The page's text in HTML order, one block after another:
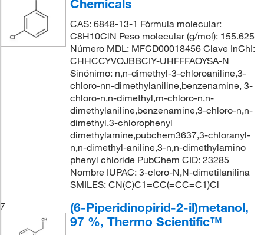
Chemicals
CAS: 6848-13-1 Fórmula molecular:
C8H10ClN Peso molecular (g/mol): 155.625
Número MDL: MFCD00018456 Clave InChI:
CHHCCYVOJBBCIY-UHFFFAOYSA-N
Sinónimo: n,n-dimethyl-3-chloroaniline,3-
chloro-nn-dimethylaniline,benzenamine, 3-
chloro-n,n-dimethyl,m-chloro-n,n-
dimethylaniline,benzenamine,3-chloro-n,n-
dimethyl,3-chlorophenyl
dimethylamine,pubchem3637,3-chloranyl-
n,n-dimethyl-aniline,3-n,n-dimethylamino
phenyl chloride PubChem CID: 23285
Nombre IUPAC: 3-cloro-N,N-dimetilanilina
SMILES: CN(C)C1=CC(=CC=C1)Cl
7
(6-Piperidinopirid-2-il)metanol,
97 %, Thermo Scientific™